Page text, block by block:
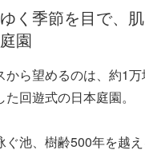
く季節を目で、
園
から望めるのは、約1
た回遊式の日本庭園。
ぐ池、樹齢500年を越